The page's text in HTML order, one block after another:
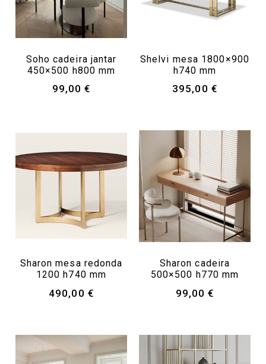
Soho cadeira jantar
450×500 h800 mm
99,00€
Shelvi mesa 1800×900
h740 mm
395,00 €
Sharon mesa redonda
1200 h740 mm
490,00 €
Sharon cadeira
500×500 h770 mm
99,00€